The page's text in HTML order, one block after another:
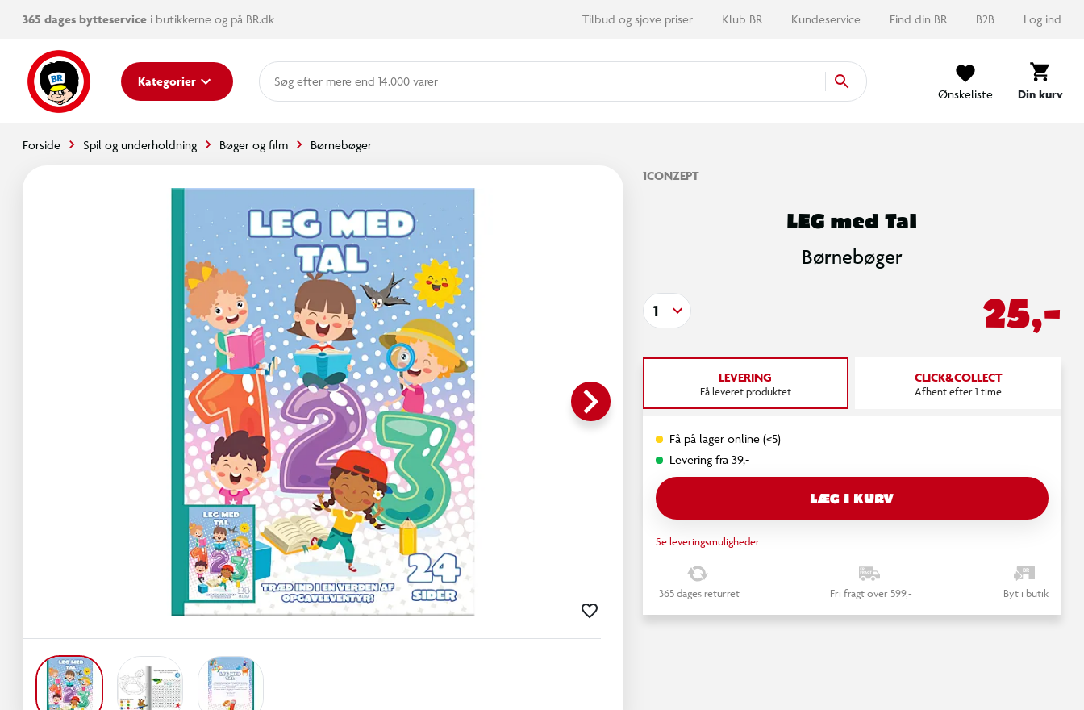
365 dages bytteservice i butikkerne og på BR.dk Tilbud og sjove priser Klub BR Kundeservice Find din BR B2B Log ind
Kategorier
mere end 14.000 varer
Ønskeliste
Din kurv
Forside Spil og underholdning Bøger og film Børnebøger
keyboard_arrow_right
1CONZEPT
LEG med Tal
Børnebøger
25,-
1
LEVERING
Få leveret produktet
CLICK&COLLECT
Afhent efter 1 time
Få på lager online (<5)
Levering fra 39,-
LÆG I KURV
Se leveringsmuligheder
365 dages returret Fri fragt over 599,- Byt i butik